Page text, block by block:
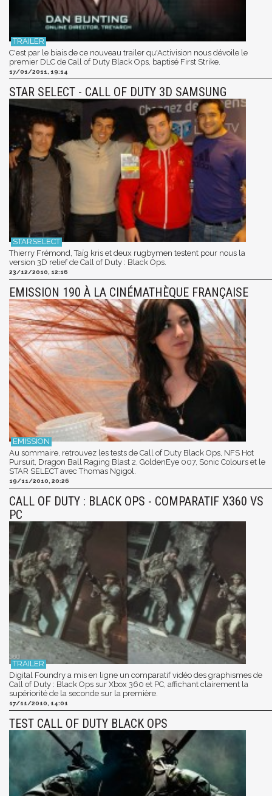
C'est par le biais de ce nouveau trailer qu'Activision nous dévoile le
premier DLC de Call of Duty Black Ops, baptisé First Strike.
17/01/2011, 19:14
STAR SELECT - CALL OF DUTY 3D SAMSUNG
Thierry Frémond, Taïg kris et deux rugbymen testent pour nous la
version 3D relief de Call of Duty : Black Ops.
23/12/2010, 12:16
EMISSION 190 À LA CINÉMATHÈQUE FRANÇAISE
Au sommaire, retrouvez les tests de Call of Duty Black Ops, NFS Hot
Pursuit, Dragon Ball Raging Blast 2, GoldenEye 007, Sonic Colours et le
STAR SELECT avec Thomas Ngigol.
19/11/2010, 20:26
CALL OF DUTY : BLACK OPS - COMPARATIF X360 VS
PC
Digital Foundry a mis en ligne un comparatif vidéo des graphismes de
Call of Duty : Black Ops sur Xbox 360 et PC, affichant clairement la
supériorité de la seconde sur la première.
17/11/2010, 14:01
TEST CALL OF DUTY BLACK OPS